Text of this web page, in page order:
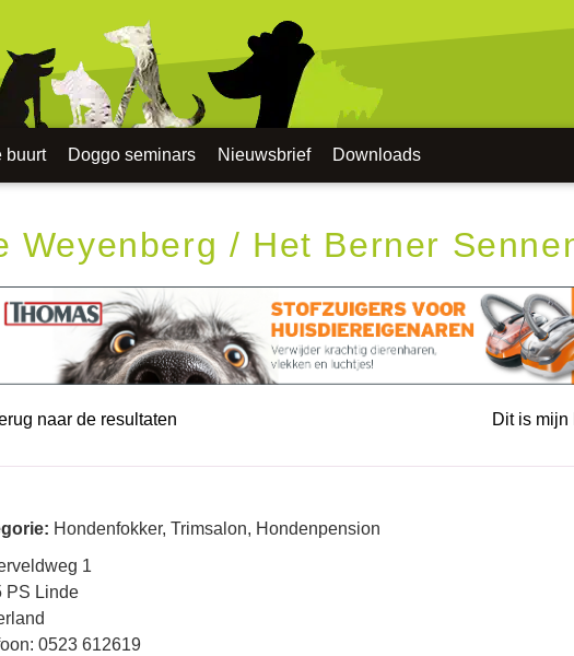
buurt Doggo seminars Nieuwsbrief Downloads
Weyenberg / Het Berner
naar de resultaten Dit is
Hondenfokker, Trimsalon, Hondenpension
1
PS Linde
0523 612619